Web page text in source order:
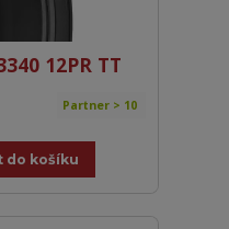
12PR TT
Partner > 10
do košíku